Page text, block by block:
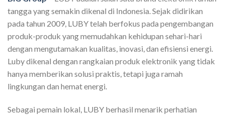
tangga yang semakin dikenal di Indonesia. Sejak didirikan
pada tahun 2009, LUBY telah berfokus pada pengembangan
produk-produk yang memudahkan kehidupan sehari-hari
dengan mengutamakan kualitas, inovasi, dan efisiensi energi.
Luby dikenal dengan rangkaian produk elektronik yang tidak
hanya memberikan solusi praktis, tetapi juga ramah
lingkungan dan hemat energi.
Sebagai pemain lokal, LUBY berhasil menarik perhatian